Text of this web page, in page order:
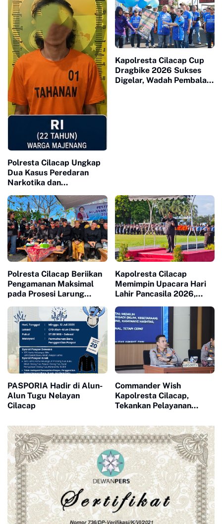
Polresta Cilacap Ungkap
Dua Kasus Peredaran
Narkotika dan
Pengedar Diamankan
Kapolresta Cilacap Cup
Dragbike 2026 Sukses
Digelar, Wadah Pembalap
Polresta Cilacap Beriikan
Pengamanan Maksimal
pada Prosesi Larung
Nelayan 2026
Kapolresta Cilacap
Memimpin Upacara Hari
Lahir Pancasila 2026,
Persatuan di Tengah
Tantangan Global
PASPORIA Hadir di Alun-
Alun Tugu Nelayan
Cilacap
Commander Wish
Kapolresta Cilacap,
Tekankan Pelayanan
Profesionalisme Personel